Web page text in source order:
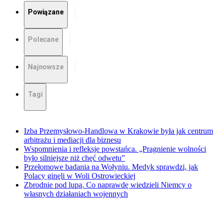
Powiązane
Polecane
Najnowsze
Tagi
Izba Przemysłowo-Handlowa w Krakowie była jak centrum
arbitrażu i mediacji dla biznesu
Wspomnienia i refleksje powstańca. „Pragnienie wolności
było silniejsze niż chęć odwetu”
Przełomowe badania na Wołyniu. Medyk sprawdzi, jak
Polacy ginęli w Woli Ostrowieckiej
Zbrodnie pod lupą. Co naprawdę wiedzieli Niemcy o
własnych działaniach wojennych